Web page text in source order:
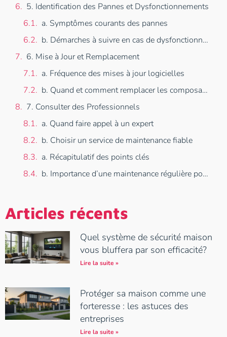
5. Identification des Pannes et Dysfonctionnements
a. Symptômes courants des pannes
b. Démarches à suivre en cas de dysfonctionnement
6. Mise à Jour et Remplacement
a. Fréquence des mises à jour logicielles
b. Quand et comment remplacer les composants de l’alarme
7. Consulter des Professionnels
a. Quand faire appel à un expert
b. Choisir un service de maintenance fiable
a. Récapitulatif des points clés
b. Importance d’une maintenance régulière pour la sécurité
Articles récents
Quel système de sécurité maison
vous bluffera par son efficacité?
Lire la suite »
Protéger sa maison comme une
forteresse : les astuces des
entreprises
Lire la suite »